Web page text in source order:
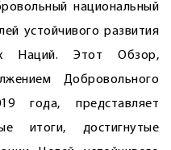
национальный
устойчивого развития
Наций. Этот Обзор,
Добровольного
года, представляет
итоги, достигнутые